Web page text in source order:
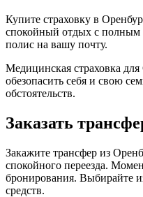
Купите страховку в
спокойный отдых с
полис на вашу почту.
Медицинская страховка
обезопасить себя и свою
обстоятельств.
Заказать
Закажите трансфер из
спокойного переезда.
бронирования. Выбирайте
средств.